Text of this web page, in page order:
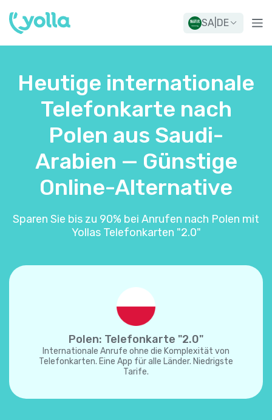
SA DE
Heutige internationale
Telefonkarte nach
Polen aus Saudi-
Arabien — Günstige
Online-Alternative
Sparen Sie bis zu 90% bei Anrufen nach Polen mit
Yollas Telefonkarten "2.0"
Polen: Telefonkarte "2.0"
Internationale Anrufe ohne die Komplexität von
Telefonkarten. Eine App für alle Länder. Niedrigste
Tarife.